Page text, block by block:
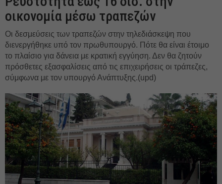
οικονομία μέσω τραπεζών
Οι δεσμεύσεις των τραπεζών στην τηλεδιάσκεψη που
διενεργήθηκε υπό τον πρωθυπουργό. Πότε θα είναι έτοιμο
το πλαίσιο για δάνεια με κρατική εγγύηση. Δεν θα ζητούν
πρόσθετες εξασφαλίσεις από τις επιχειρήσεις οι τράπεζες,
σύμφωνα με τον υπουργό Ανάπτυξης.(upd)